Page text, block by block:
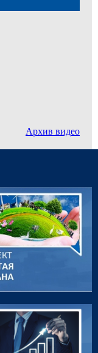
Архив видео